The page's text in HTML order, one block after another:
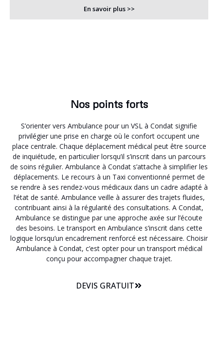
En savoir plus >>
Nos points forts
S’orienter vers Ambulance pour un VSL à Condat signifie
privilégier une prise en charge où le confort occupent une
place centrale. Chaque déplacement médical peut être source
de inquiétude, en particulier lorsqu’il s’inscrit dans un parcours
de soins régulier. Ambulance à Condat s’attache à simplifier les
déplacements. Le recours à un Taxi conventionné permet de
se rendre à ses rendez-vous médicaux dans un cadre adapté à
l’état de santé. Ambulance veille à assurer des trajets fluides,
contribuant ainsi à la régularité des consultations. A Condat,
Ambulance se distingue par une approche axée sur l’écoute
des besoins. Le transport en Ambulance s’inscrit dans cette
logique lorsqu’un encadrement renforcé est nécessaire. Choisir
Ambulance à Condat, c’est opter pour un transport médical
conçu pour accompagner chaque trajet.
DEVIS GRATUIT